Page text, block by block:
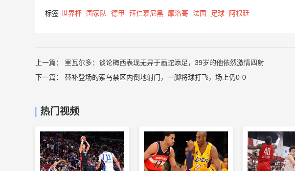
标签 世界杯 国家队 德甲 拜仁慕尼黑 摩洛哥 法国 足球 阿根廷
上一篇： 里瓦尔多：谈论梅西表现无异于画蛇添足，39岁的他依然激情四射
下一篇： 替补登场的索乌禁区内倒地射门，一脚将球打飞，场上仍0-0
热门视频